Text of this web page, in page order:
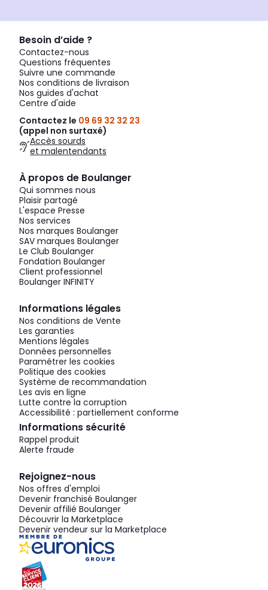
Besoin d’aide ?
Contactez-nous
Questions fréquentes
Suivre une commande
Nos conditions de livraison
Nos guides d'achat
Centre d'aide
Contactez le 09 69 32 32 23
(appel non surtaxé)
Accès sourds
et malentendants
À propos de Boulanger
Qui sommes nous
Plaisir partagé
L'espace Presse
Nos services
Nos marques Boulanger
SAV marques Boulanger
Le Club Boulanger
Fondation Boulanger
Client professionnel
Boulanger INFINITY
Informations légales
Nos conditions de Vente
Les garanties
Mentions légales
Données personnelles
Paramétrer les cookies
Politique des cookies
Système de recommandation
Les avis en ligne
Lutte contre la corruption
Accessibilité : partiellement conforme
Informations sécurité
Rappel produit
Alerte fraude
Rejoignez-nous
Nos offres d'emploi
Devenir franchisé Boulanger
Devenir affilié Boulanger
Découvrir la Marketplace
Devenir vendeur sur la Marketplace